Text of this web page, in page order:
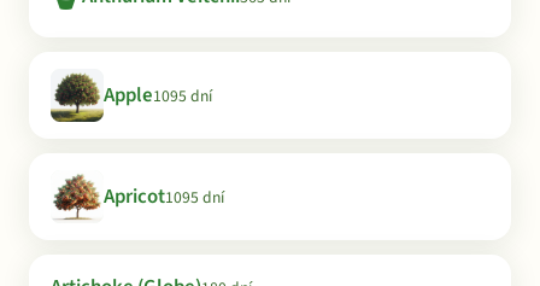
Apple1095 dní
Apricot1095 dní